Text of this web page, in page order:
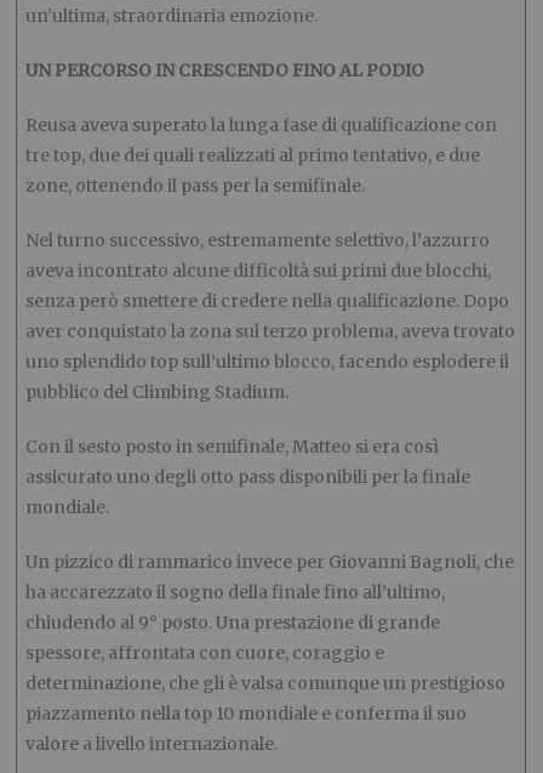
un’ultima, straordinaria emozione.
UN PERCORSO IN CRESCENDO FINO AL PODIO
Reusa aveva superato la lunga fase di qualificazione con
tre top, due dei quali realizzati al primo tentativo, e due
zone, ottenendo il pass per la semifinale.
Nel turno successivo, estremamente selettivo, l’azzurro
aveva incontrato alcune difficoltà sui primi due blocchi,
senza però smettere di credere nella qualificazione. Dopo
aver conquistato la zona sul terzo problema, aveva trovato
uno splendido top sull’ultimo blocco, facendo esplodere il
pubblico del Climbing Stadium.
Con il sesto posto in semifinale, Matteo si era così
assicurato uno degli otto pass disponibili per la finale
mondiale.
Un pizzico di rammarico invece per Giovanni Bagnoli, che
ha accarezzato il sogno della finale fino all’ultimo,
chiudendo al 9° posto. Una prestazione di grande
spessore, affrontata con cuore, coraggio e
determinazione, che gli è valsa comunque un prestigioso
piazzamento nella top 10 mondiale e conferma il suo
valore a livello internazionale.